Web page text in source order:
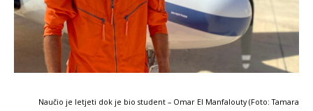
Naučio je letjeti dok je bio student – Omar El Manfalouty (Foto: Tamara